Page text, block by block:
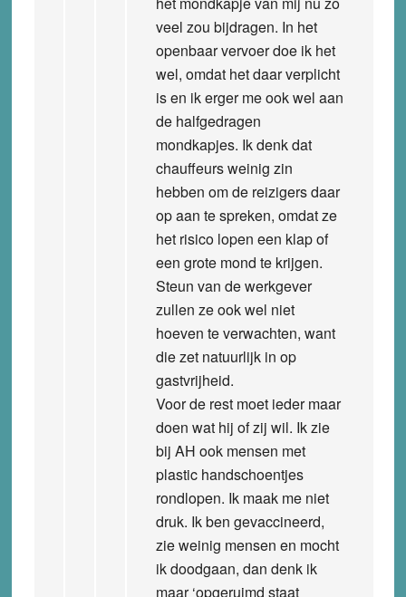
veel zou bijdragen. In het
openbaar vervoer doe ik het
wel, omdat het daar verplicht
is en ik erger me ook wel aan
de halfgedragen
mondkapjes. Ik denk dat
chauffeurs weinig zin
hebben om de reizigers daar
op aan te spreken, omdat ze
het risico lopen een klap of
een grote mond te krijgen.
Steun van de werkgever
zullen ze ook wel niet
hoeven te verwachten, want
die zet natuurlijk in op
gastvrijheid.
Voor de rest moet ieder maar
doen wat hij of zij wil. Ik zie
bij AH ook mensen met
plastic handschoentjes
rondlopen. Ik maak me niet
druk. Ik ben gevaccineerd,
zie weinig mensen en mocht
ik doodgaan, dan denk ik
maar ‘opgeruimd staat